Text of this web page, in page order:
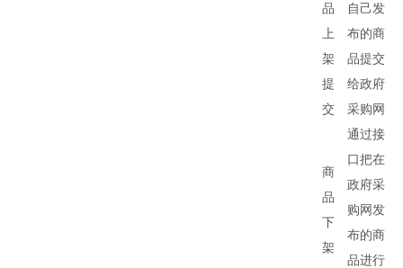
品
上
架
提
交
自己发
布的商
品提交
给政府
采购网
商
品
下
架
通过接
口把在
政府采
购网发
布的商
品进行